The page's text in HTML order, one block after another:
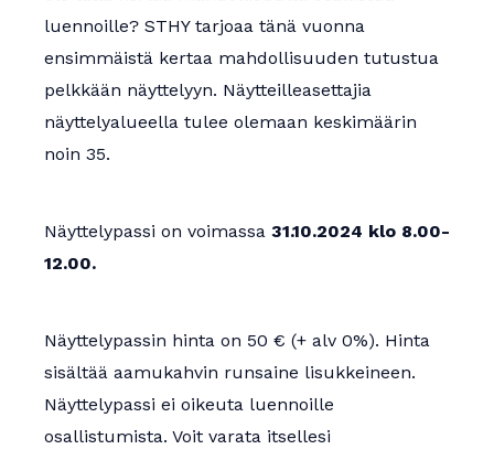
luennoille? STHY tarjoaa tänä vuonna
ensimmäistä kertaa mahdollisuuden tutustua
pelkkään näyttelyyn. Näytteilleasettajia
näyttelyalueella tulee olemaan keskimäärin
noin 35.
Näyttelypassi on voimassa 31.10.2024 klo 8.00-
12.00.
Näyttelypassin hinta on 50 € (+ alv 0%). Hinta
sisältää aamukahvin runsaine lisukkeineen.
Näyttelypassi ei oikeuta luennoille
osallistumista. Voit varata itsellesi